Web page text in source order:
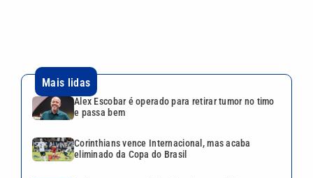
nesta quinta; veja o resultado
Lei aprova punição a deepfakes e endurece
combate à violência sexual infantil na internet
Continua após a publicidade